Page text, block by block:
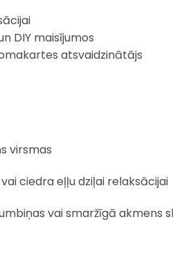
DIY maisījumos
atsvaidzinātājs
virsmas
ciedra eļļu dziļai relaksācijai
vai smaržīgā akmens